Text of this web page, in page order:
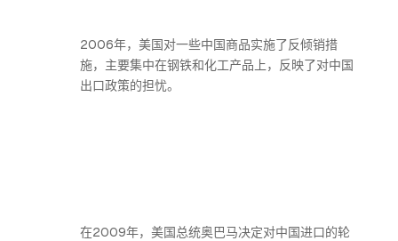
2006年，美国对一些中国商品实施了反倾销措
施，主要集中在钢铁和化工产品上，反映了对中国
出口政策的担忧。
在2009年，美国总统奥巴马决定对中国进口的轮